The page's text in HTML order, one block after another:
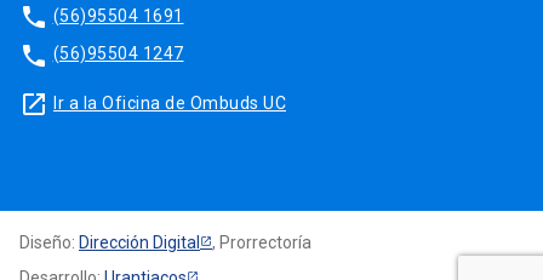
phone (56)95504 1691
phone (56)95504 1247
launch Ir a la Oficina de Ombuds UC
Diseño: Dirección Digital
, Prorrectoría